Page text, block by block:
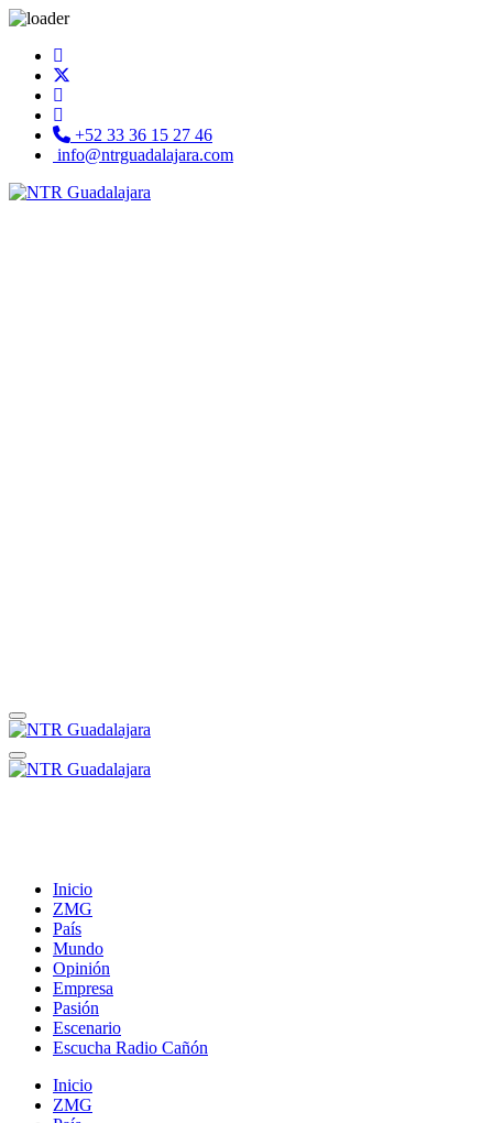
+52 33 36 15 27 46
info@ntrguadalajara.com
Inicio
ZMG
País
Mundo
Opinión
Empresa
Pasión
Escenario
Escucha Radio Cañón
Inicio
ZMG